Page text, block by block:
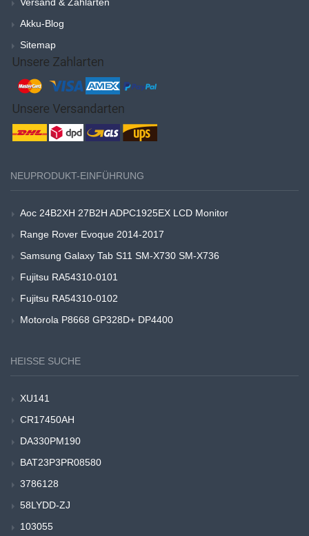
Akku-Blog
Sitemap
NEUPRODUKT-EINFÜHRUNG
Aoc 24B2XH 27B2H ADPC1925EX LCD Monitor
Range Rover Evoque 2014-2017
Samsung Galaxy Tab S11 SM-X730 SM-X736
Fujitsu RA54310-0101
Fujitsu RA54310-0102
Motorola P8668 GP328D+ DP4400
HEISSE SUCHE
XU141
CR17450AH
DA330PM190
BAT23P3PR08580
3786128
58LYDD-ZJ
103055